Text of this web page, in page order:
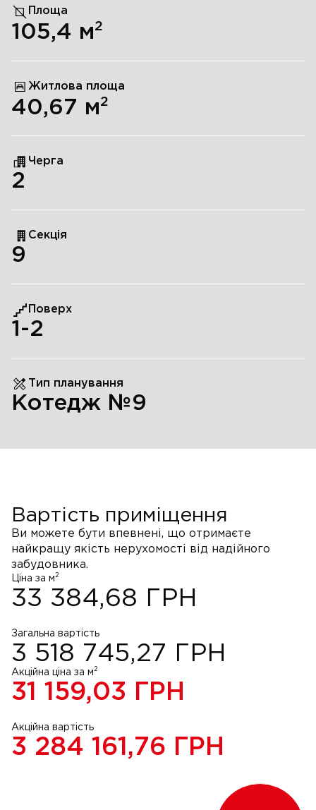
Площа
105,4 м2
Житлова площа
40,67 м2
Черга
2
Секція
9
Поверх
1 -2
Тип планування
Котедж №9
Вартість приміщення
Ви можете бути впевнені, що отримаєте
найкращу якість нерухомості від надійного
забудовника.
Ціна за м 2
33 384,68 ГРН
Загальна вартість
3 518 745,27 ГРН
Акційна ціна за м 2
31 159,03 ГРН
Акційна вартість
3 284 161,76 ГРН